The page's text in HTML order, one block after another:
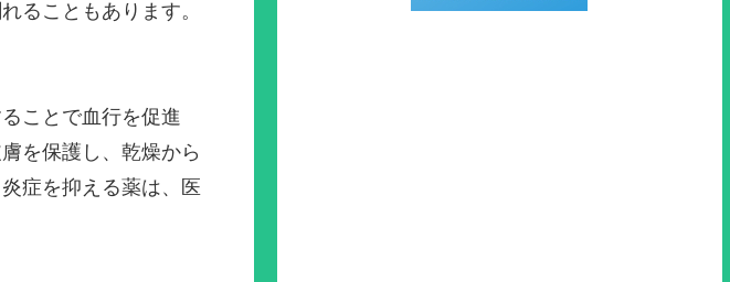
ることもあります。
ことで血行を促進
を保護し、乾燥から
症を抑える薬は、医